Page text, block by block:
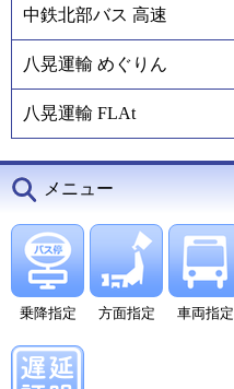
中鉄北部バス 高速
八晃運輸 めぐりん
八晃運輸 FLAt
メニュー
乗降指定 方面指定 車両指定